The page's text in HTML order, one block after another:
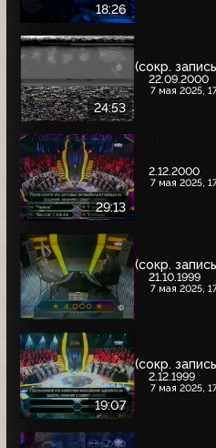
18:26
24:53
(сокр.
22.09.2000
7 мая 2025,
29:13
2.12.2000
7 мая 2025,
(сокр.
21.10.1999
7 мая 2025,
19:07
(сокр.
2.12.1999
7 мая 2025,